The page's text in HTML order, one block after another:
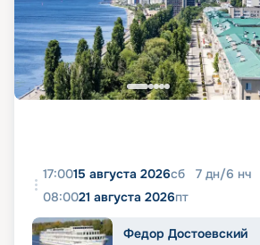
17:0015 августа 2026сб 7 дн/6 нч
08:0021 августа 2026пт
Федор Достоевский